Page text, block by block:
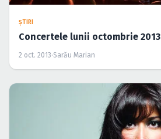
ŞTIRI
Concertele lunii octombrie 2013
2 oct. 2013·Sarău Marian